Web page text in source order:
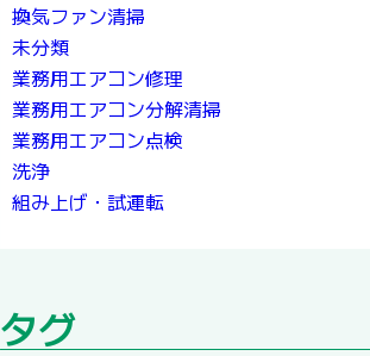
換気ファン清掃
未分類
業務用エアコン修理
業務用エアコン分解清掃
業務用エアコン点検
洗浄
組み上げ・試運転
タグ